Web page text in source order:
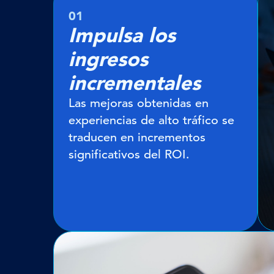
01
Impulsa los
ingresos
incrementales
Las mejoras obtenidas en
experiencias de alto tráfico se
traducen en incrementos
significativos del ROI.